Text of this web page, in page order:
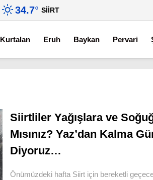
34.7° SIIRT
Kurtalan Eruh Baykan Pervari
Siirtliler Yağışlara ve
Mısınız? Yaz’dan Kalma
Diyoruz…
Önümüzdeki hafta Siirt için bereketli